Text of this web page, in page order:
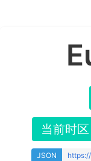
当前时区
JSON